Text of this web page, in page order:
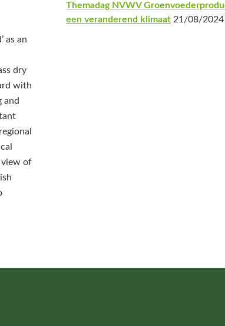
as an
dry
with
and
view of
Themadag NVWV
een veranderend klimaat 21/08/2024